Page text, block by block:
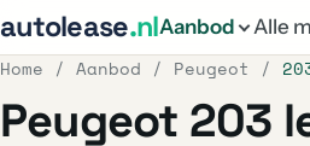
autolease.nlAanbod Alle
Home / Aanbod / Peugeot /
Peugeot 203